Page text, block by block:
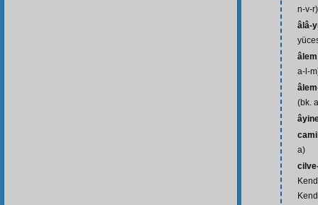
n-v-r)
âlâ-
âlem
a-l-
(bk.
a)